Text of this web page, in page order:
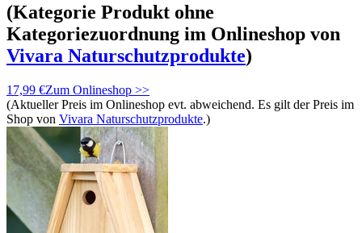
(Kategorie Produkt ohne
Kategoriezuordnung im Onlineshop von
Vivara Naturschutzprodukte)
17,99 €Zum Onlineshop >>
(Aktueller Preis im Onlineshop evt. abweichend. Es gilt der Preis im
Shop von Vivara Naturschutzprodukte.)